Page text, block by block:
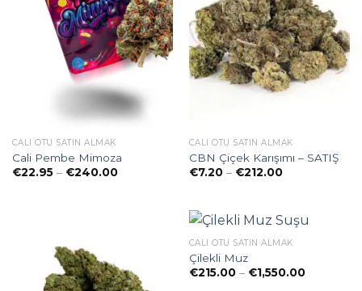
CALI OTU SATIN ALMAK
Cali Pembe Mimoza
€22.95 – €240.00Preisspanne:
CALI OTU SATIN ALMAK
CBN Çiçek Karışımı – SATIŞ
€7.20 – €212.00Preisspanne:
CALI OTU SATIN ALMAK
Çilekli Muz
€215.00 – €1,550.00